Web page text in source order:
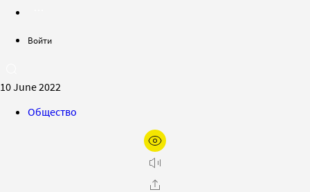
Войти
10 June 2022
Общество